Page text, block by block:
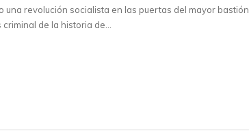
una revolución socialista en las puertas del mayor bastión
criminal de la historia de…